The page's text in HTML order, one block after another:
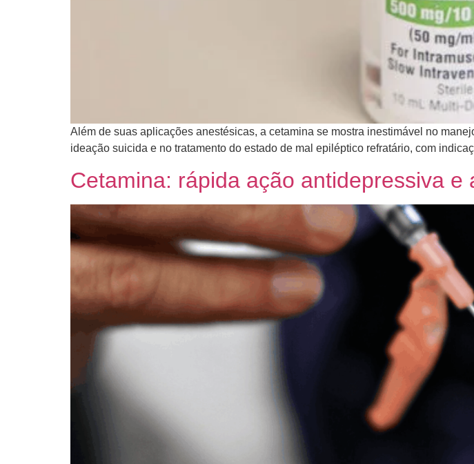
Além de suas aplicações anestésicas, a cetamina se mostra inestimável no
ideação suicida e no tratamento do estado de mal epiléptico refratário, com
Cetamina: rápida ação antidepressiva e